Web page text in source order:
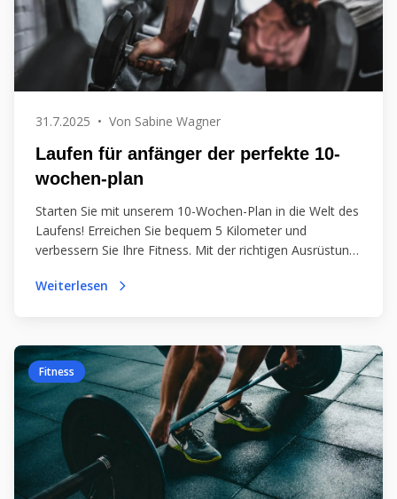
31.7.2025 • Von Sabine Wagner
Laufen für anfänger der perfekte 10-
wochen-plan
Starten Sie mit unserem 10-Wochen-Plan in die Welt des
Laufens! Erreichen Sie bequem 5 Kilometer und
verbessern Sie Ihre Fitness. Mit der richtigen Ausrüstung
Weiterlesen
Fitness